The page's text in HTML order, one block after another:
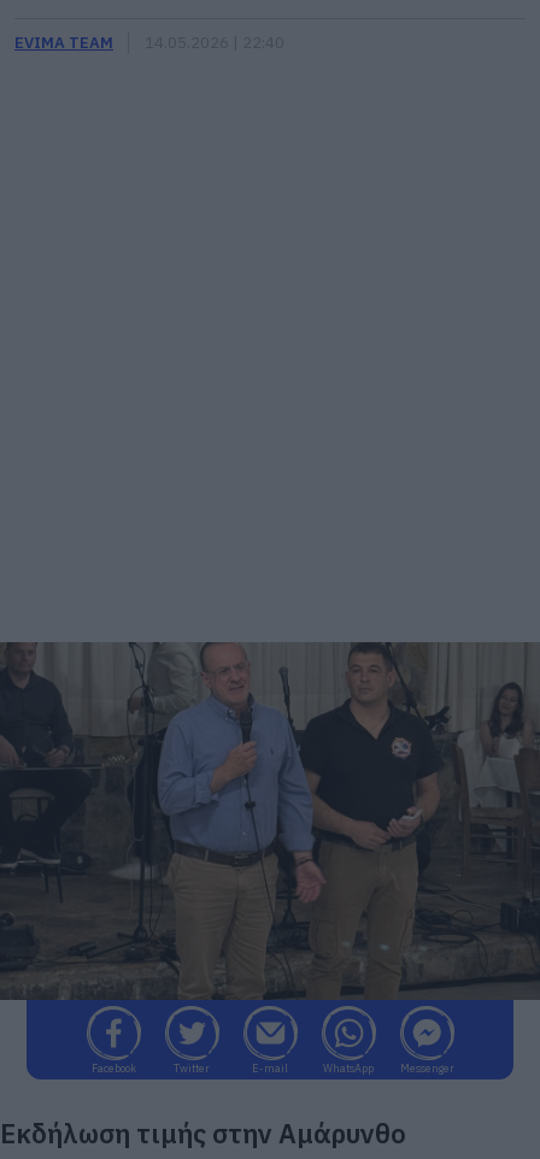
EVIMA TEAM
Facebook Twitter E-mail WhatsApp Messenger
Εκδήλωση τιμής στην Αμάρυνθο